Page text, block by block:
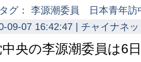
タグ： 李源潮委員 日本青年
09-07 16:42:47 | チャイナネ
央の李源潮委員は6